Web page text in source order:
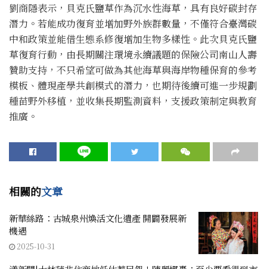
劉商隱表示，貝克氏鹽草作為沉水性海草，具有良好碳封存
潛力。若能成功復育並增加野外族群數量，不僅符合臺灣碳
中和政策並能借生態系修復增加生物多樣性。此次貝克氏鹽
草復育行動，由長期關注環境永續議題的保險公司南山人壽
贊助支持，不只希望可做為其他海草與海岸物種保育的參考
模板、體現產學共創模式的潛力，也期待後續可進一步規劃
種苗野外移植，並收集長期監測資料，支援政策制定與教育
推廣。
相關的文章
新華絲路：古城泉州煥活文化遺產 開闢發展新
機遇
2025-10-31